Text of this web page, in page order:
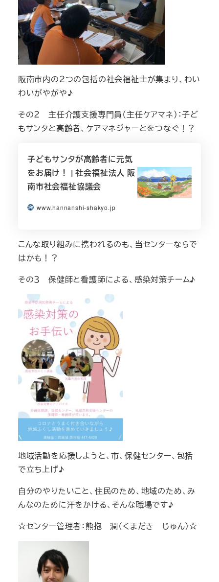
阪南市内の２つの包括の社会福祉士が集まり、わい
わいがやがや♪
その２ 主任介護支援専門員（主任ケアマネ）：子ど
もサンタと高齢者、ケアマネジャーとをつなぐ！？
子どもサンタが高齢者に元気
をお届け！ | 社会福祉法人 阪
南市社会福祉協議会
www.hannanshi-shakyo.jp
こんな取り組みに携われるのも、当センターならで
はかも！？
その３ 保健師と看護師による、感染対策チーム♪
地域活動を応援しようと、市、保健センター、包括
で立ち上げ♪
自分のやりたいこと、住民のため、地域のため、み
んなのために汗をかける、そんな職場です♪
☆センター管理者：熊抱 潤（くまだき じゅん）☆